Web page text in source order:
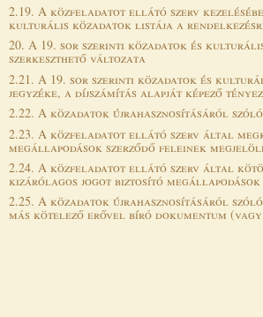
2.19. A közfeladatot ellátó szerv
kulturális közadatok listája a
20. A 19. sor szerinti közadatok és
szerkeszthető változata
2.21. A 19. sor szerinti közadatok és
jegyzéke, a díjszámítás alapját képező
2.22. A közadatok újrahasznosításáról
2.23. A közfeladatot ellátó szerv által
megállapodások szerződő feleinek
2.24. A közfeladatot ellátó szerv által
kizárólagos jogot biztosító megállapodások
2.25. A közadatok újrahasznosításáról
más kötelező erővel bíró dokumentum